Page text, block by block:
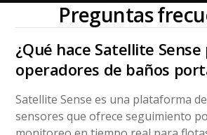
Preguntas
¿Qué hace Satellite Sense
operadores de baños
Satellite Sense es una plataforma
sensores que ofrece seguimiento